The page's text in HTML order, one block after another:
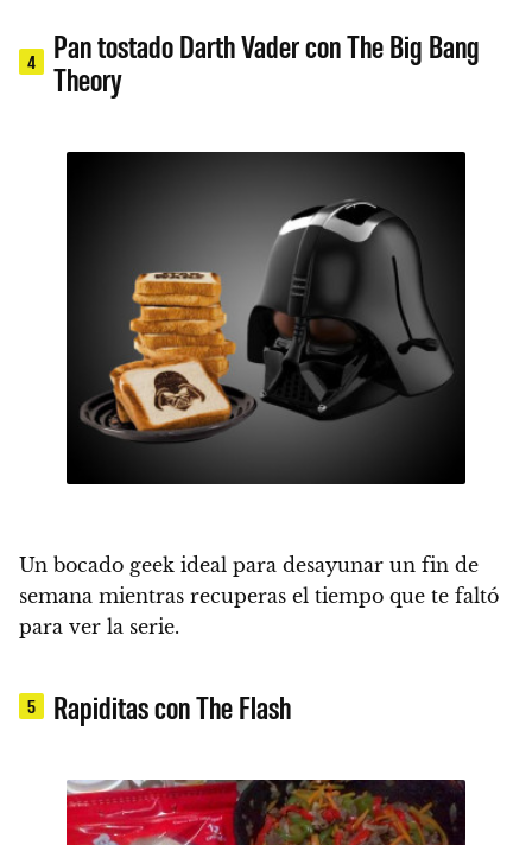
4
Pan tostado Darth Vader con The Big Bang
Theory
Un bocado geek ideal para desayunar un fin de
semana mientras recuperas el tiempo que te faltó
para ver la serie.
5 Rapiditas con The Flash